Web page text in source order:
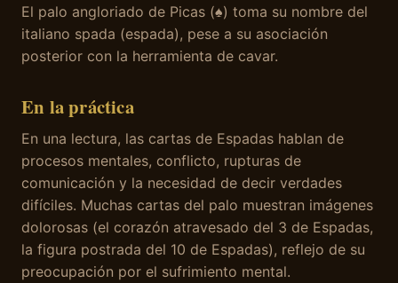
El palo angloriado de Picas (♠) toma su nombre del
italiano spada (espada), pese a su asociación
posterior con la herramienta de cavar.
En la práctica
En una lectura, las cartas de Espadas hablan de
procesos mentales, conflicto, rupturas de
comunicación y la necesidad de decir verdades
difíciles. Muchas cartas del palo muestran imágenes
dolorosas (el corazón atravesado del 3 de Espadas,
la figura postrada del 10 de Espadas), reflejo de su
preocupación por el sufrimiento mental.